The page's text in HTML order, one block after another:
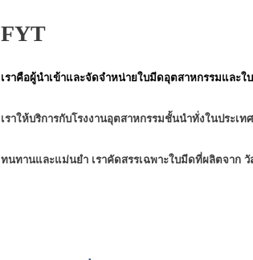
FYT
เราคือผู้นำเข้าและจัดจำหน่ายใบมีดอุตสาหกรรมและ
เราให้บริการกับโรงงานอุตสาหกรรมชั้นนำทั่งในประเท
ทนทานและแม่นยำ เราคัดสรรเฉพาะใบมีดที่ผลิตจาก